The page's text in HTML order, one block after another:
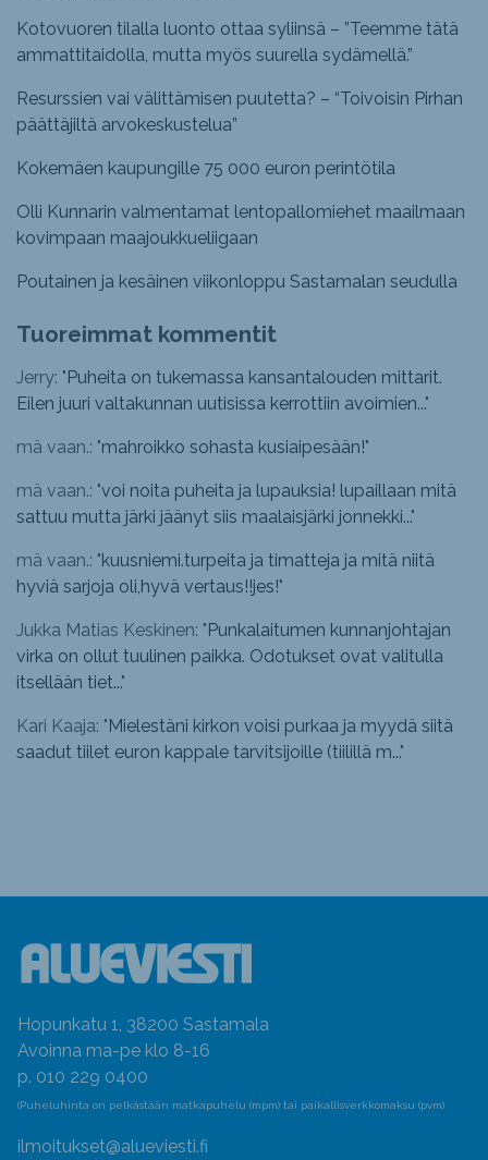
Kotovuoren tilalla luonto ottaa syliinsä – ”Teemme tätä
ammattitaidolla, mutta myös suurella sydämellä.”
Resurssien vai välittämisen puutetta? – “Toivoisin Pirhan
päättäjiltä arvokeskustelua”
Kokemäen kaupungille 75 000 euron perintötila
Olli Kunnarin valmentamat lentopallomiehet maailmaan
kovimpaan maajoukkueliigaan
Poutainen ja kesäinen viikonloppu Sastamalan seudulla
Tuoreimmat kommentit
Jerry: "Puheita on tukemassa kansantalouden mittarit.
Eilen juuri valtakunnan uutisissa kerrottiin avoimien..."
mä vaan.: "mahroikko sohasta kusiaipesään!"
mä vaan.: "voi noita puheita ja lupauksia! lupaillaan mitä
sattuu mutta järki jäänyt siis maalaisjärki jonnekki..."
mä vaan.: "kuusniemi.turpeita ja timatteja ja mitä niitä
hyviä sarjoja oli,hyvä vertaus!!jes!"
Jukka Matias Keskinen: "Punkalaitumen kunnanjohtajan
virka on ollut tuulinen paikka. Odotukset ovat valitulla
itsellään tiet..."
Kari Kaaja: "Mielestäni kirkon voisi purkaa ja myydä siitä
saadut tiilet euron kappale tarvitsijoille (tiilillä m..."
Hopunkatu 1, 38200 Sastamala
Avoinna ma-pe klo 8-16
p. 010 229 0400
(Puheluhinta on pelkästään matkapuhelu (mpm) tai paikallisverkkomaksu (pvm)
ilmoitukset@alueviesti.fi